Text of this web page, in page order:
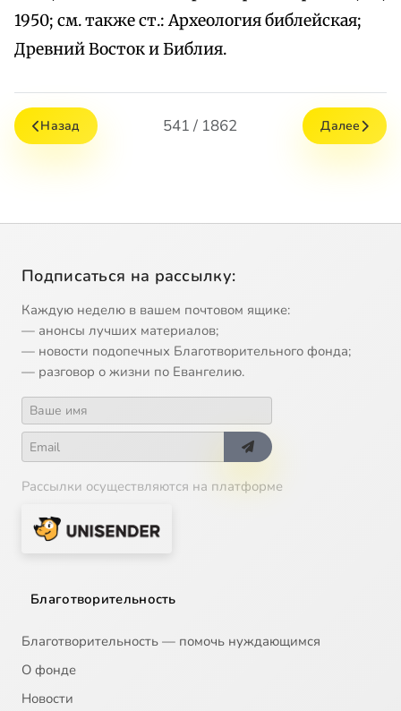
1950; см. также ст.: Археология библейская;
Древний Восток и Библия.
Назад 541 / 1862 Далее
Подписаться на рассылку:
Каждую неделю в вашем почтовом ящике:
— анонсы лучших материалов;
— новости подопечных Благотворительного фонда;
— разговор о жизни по Евангелию.
Рассылки осуществляются на платформе
Благотворительность
Благотворительность — помочь нуждающимся
О фонде
Новости